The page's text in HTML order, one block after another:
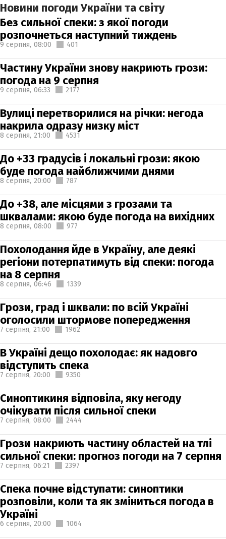
Новини погоди України та світу
Без сильної спеки: з якої погоди
розпочнеться наступний тиждень
9 серпня, 08:00 401
Частину України знову накриють грози:
погода на 9 серпня
9 серпня, 06:33 2177
Вулиці перетворилися на річки: негода
накрила одразу низку міст
8 серпня, 21:00 4531
До +33 градусів і локальні грози: якою
буде погода найближчими днями
8 серпня, 20:00 787
До +38, але місцями з грозами та
шквалами: якою буде погода на вихідних
8 серпня, 08:00 977
Похолодання йде в Україну, але деякі
регіони потерпатимуть від спеки: погода
на 8 серпня
8 серпня, 06:46 1339
Грози, град і шквали: по всій Україні
оголосили штормове попередження
7 серпня, 21:00 1962
В Україні дещо похолодає: як надовго
відступить спека
7 серпня, 20:00 9350
Синоптикиня відповіла, яку негоду
очікувати після сильної спеки
7 серпня, 08:00 2444
Грози накриють частину областей на тлі
сильної спеки: прогноз погоди на 7 серпня
7 серпня, 06:21 2397
Спека почне відступати: синоптики
розповіли, коли та як зміниться погода в
Україні
6 серпня, 20:00 1064